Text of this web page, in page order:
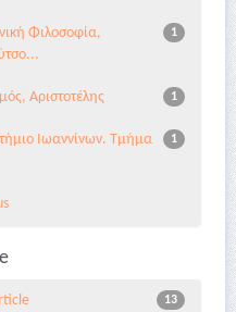
1
Φιλοσοφία,
1
Αριστοτέλης
1
Ιωαννίνων. Τμήμα
13